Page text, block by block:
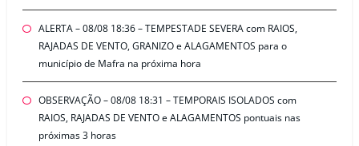
ALERTA – 08/08 18:36 – TEMPESTADE SEVERA com RAIOS,
RAJADAS DE VENTO, GRANIZO e ALAGAMENTOS para o
município de Mafra na próxima hora
OBSERVAÇÃO – 08/08 18:31 – TEMPORAIS ISOLADOS com
RAIOS, RAJADAS DE VENTO e ALAGAMENTOS pontuais nas
próximas 3 horas